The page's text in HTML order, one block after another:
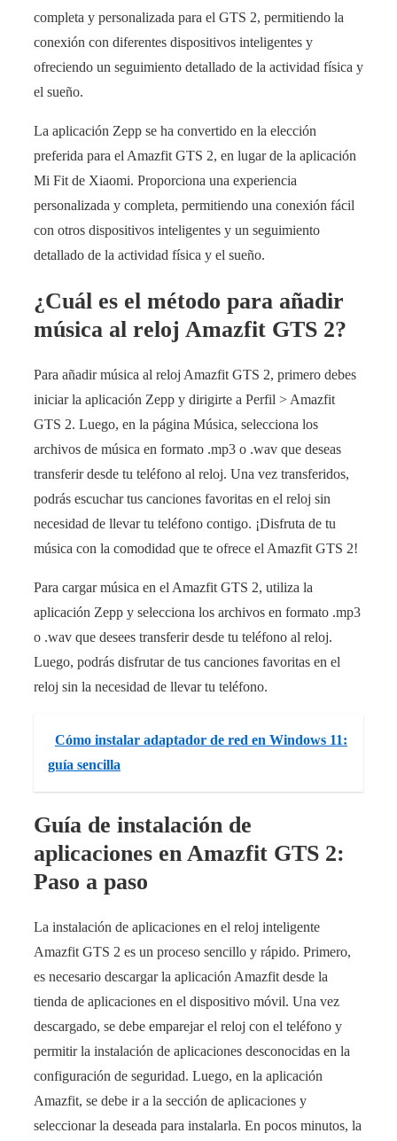
completa y personalizada para el GTS 2, permitiendo la
conexión con diferentes dispositivos inteligentes y
ofreciendo un seguimiento detallado de la actividad física y
el sueño.
La aplicación Zepp se ha convertido en la elección
preferida para el Amazfit GTS 2, en lugar de la aplicación
Mi Fit de Xiaomi. Proporciona una experiencia
personalizada y completa, permitiendo una conexión fácil
con otros dispositivos inteligentes y un seguimiento
detallado de la actividad física y el sueño.
¿Cuál es el método para añadir
música al reloj Amazfit GTS 2?
Para añadir música al reloj Amazfit GTS 2, primero debes
iniciar la aplicación Zepp y dirigirte a Perfil > Amazfit
GTS 2. Luego, en la página Música, selecciona los
archivos de música en formato .mp3 o .wav que deseas
transferir desde tu teléfono al reloj. Una vez transferidos,
podrás escuchar tus canciones favoritas en el reloj sin
necesidad de llevar tu teléfono contigo. ¡Disfruta de tu
música con la comodidad que te ofrece el Amazfit GTS 2!
Para cargar música en el Amazfit GTS 2, utiliza la
aplicación Zepp y selecciona los archivos en formato .mp3
o .wav que desees transferir desde tu teléfono al reloj.
Luego, podrás disfrutar de tus canciones favoritas en el
reloj sin la necesidad de llevar tu teléfono.
Cómo instalar adaptador de red en Windows 11:
guía sencilla
Guía de instalación de
aplicaciones en Amazfit GTS 2:
Paso a paso
La instalación de aplicaciones en el reloj inteligente
Amazfit GTS 2 es un proceso sencillo y rápido. Primero,
es necesario descargar la aplicación Amazfit desde la
tienda de aplicaciones en el dispositivo móvil. Una vez
descargado, se debe emparejar el reloj con el teléfono y
permitir la instalación de aplicaciones desconocidas en la
configuración de seguridad. Luego, en la aplicación
Amazfit, se debe ir a la sección de aplicaciones y
seleccionar la deseada para instalarla. En pocos minutos, la